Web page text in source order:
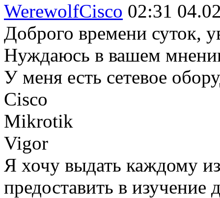
WerewolfCisco 02:31
Доброго времени суток,
Нуждаюсь в вашем
У меня есть сетевое
Cisco
Mikrotik
Vigor
Я хочу выдать каждому
предоставить в изучение